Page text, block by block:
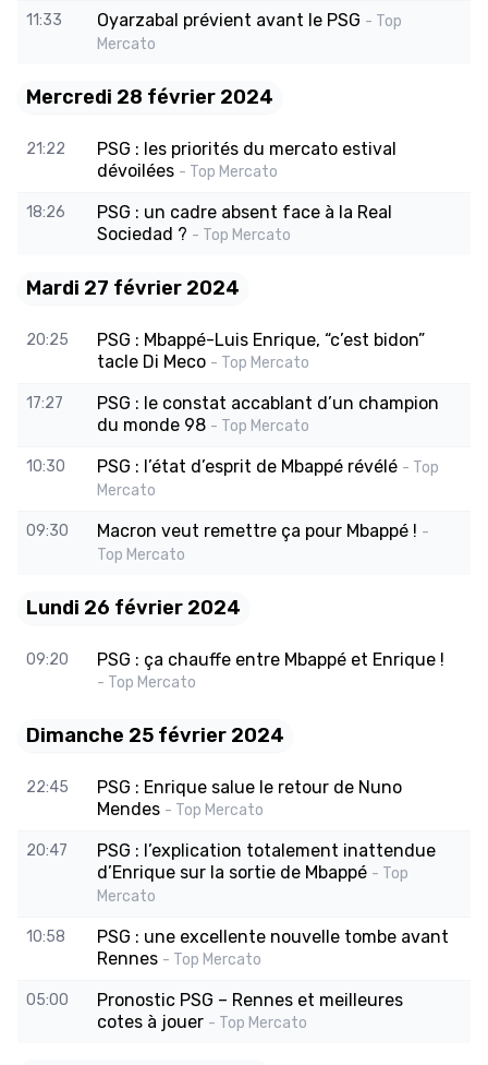
11:33 Oyarzabal prévient avant le PSG - Top
Mercato
Mercredi 28 février 2024
21:22
PSG : les priorités du mercato estival
dévoilées - Top Mercato
18:26
PSG : un cadre absent face à la Real
Sociedad ? - Top Mercato
Mardi 27 février 2024
20:25
PSG : Mbappé-Luis Enrique, “c’est bidon”
tacle Di Meco - Top Mercato
17:27
PSG : le constat accablant d’un champion
du monde 98 - Top Mercato
10:30 PSG : l’état d’esprit de Mbappé révélé - Top
Mercato
09:30 Macron veut remettre ça pour Mbappé ! -
Top Mercato
Lundi 26 février 2024
09:20 PSG : ça chauffe entre Mbappé et Enrique !
- Top Mercato
Dimanche 25 février 2024
22:45
PSG : Enrique salue le retour de Nuno
Mendes - Top Mercato
20:47
PSG : l’explication totalement inattendue
d’Enrique sur la sortie de Mbappé - Top
Mercato
10:58
PSG : une excellente nouvelle tombe avant
Rennes - Top Mercato
05:00
Pronostic PSG – Rennes et meilleures
cotes à jouer - Top Mercato